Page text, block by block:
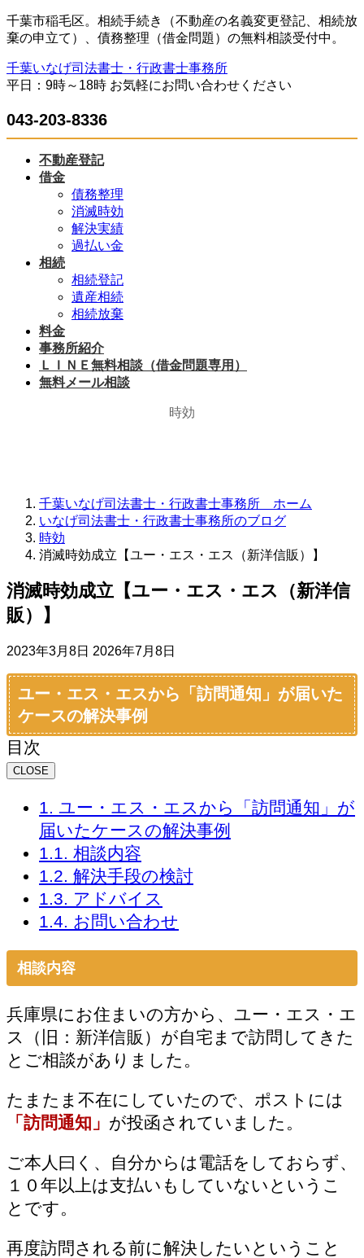
コ
ン
ン
ツ
ス
キ
ナ
ビ
ー
シ
ン
に
千葉市稲毛区。相続手続き（不動産の名義変更登記、相続放
棄の申立て）、債務整理（借金問題）の無料相談受付中。
千葉いなげ司法書士・行政書士事務所
平日：9時～18時 お気軽にお問い合わせください
043-203-8336
不動産登記
借金
債務整理
消滅時効
解決実績
過払い金
相続
相続登記
遺産相続
相続放棄
料金
事務所紹介
ＬＩＮＥ無料相談（借金問題専用）
無料メール相談
時効
千葉いなげ司法書士・行政書士事務所 ホーム
いなげ司法書士・行政書士事務所のブログ
時効
消滅時効成立【ユー・エス・エス（新洋信販）】
消滅時効成立【ユー・エス・エス（新洋信
販）】
2023年3月8日 最
新
日
時
2026年7月8日
ユー・エス・エスから「訪問通知」が届いた
ケースの解決事例
目次
CLOSE
1. ユー・エス・エスから「訪問通知」が
届いたケースの解決事例
1.1. 相談内容
1.2. 解決手段の検討
1.3. アドバイス
1.4. お問い合わせ
相談内容
兵庫県にお住まいの方から、ユー・エス・エ
ス（旧：新洋信販）が自宅まで訪問してきた
とご相談がありました。
たまたま不在にしていたので、ポストには
「訪問通知」 が投函されていました。
ご本人曰く、自分からは電話をしておらず、
１０年以上は支払いもしていないというこ
とです。
再度訪問される前に解決したいということ